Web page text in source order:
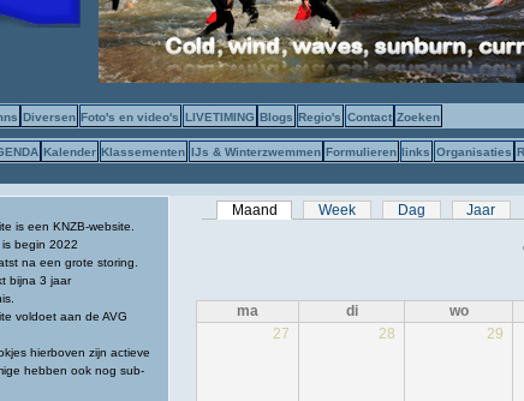
Diversen Foto's en video's LIVETIMING Blogs Regio's Contact Zoeken
Kalender Klassementen IJs & Winterzwemmen Formulieren links Organisaties
is een KNZB-website.
begin 2022
na een grote storing.
bijna 3 jaar
voldoet aan de AVG
hierboven zijn actieve
hebben ook nog sub-
Primaire tabs
Maand (actieve tabblad)
Week Dag Jaar
ma di wo
27
28 29